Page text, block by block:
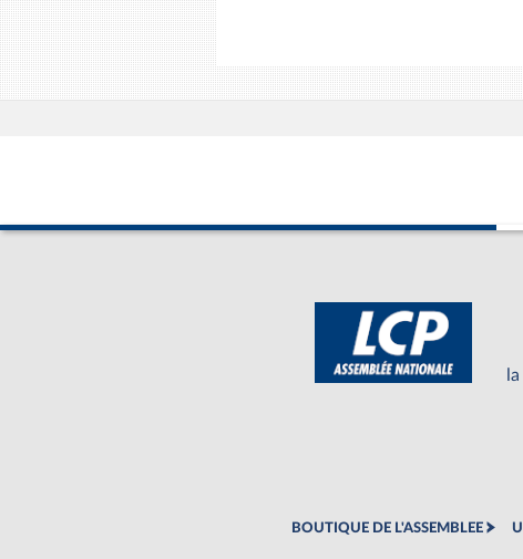
BOUTIQUE DE L'ASSEMBLEE